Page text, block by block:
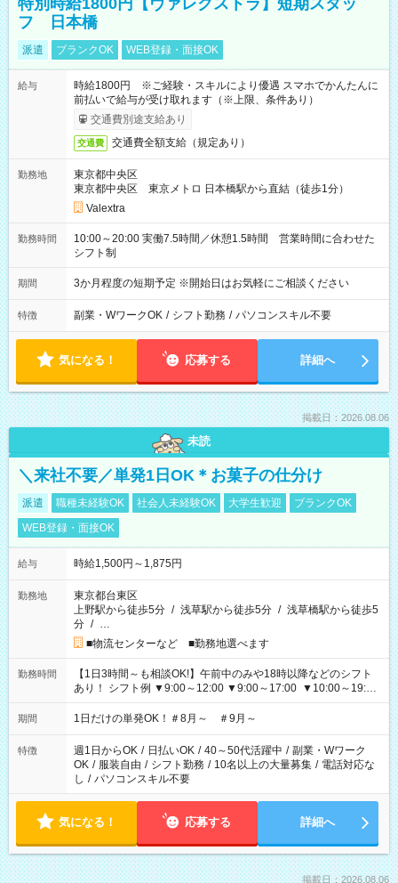
特別時給1800円【ヴァレクストラ】短期スタッ
フ 日本橋
派遣 ブランクOK WEB登録・面接OK
給与
時給1800円 ※ご経験・スキルにより優遇 スマホでかんたんに
前払いで給与が受け取れます（※上限、条件あり）
交通費別途支給あり
交通費 交通費全額支給（規定あり）
勤務地
東京都中央区
東京都中央区 東京メトロ 日本橋駅から直結（徒歩1分）
Valextra
勤務時間
10:00～20:00 実働7.5時間／休憩1.5時間 営業時間に合わせた
シフト制
期間 3か月程度の短期予定 ※開始日はお気軽にご相談ください
特徴 副業・WワークOK / シフト勤務 / パソコンスキル不要
気になる！ 応募する 詳細へ
掲載日：2026.08.06
未読
＼来社不要／単発1日OK＊お菓子の仕分け
派遣 職種未経験OK 社会人未経験OK 大学生歓迎
ブランクOK
WEB登録・面接OK
給与 時給1,500円～1,875円
勤務地
東京都台東区
上野駅から徒歩5分 / 浅草駅から徒歩5分 / 浅草橋駅から徒歩5
分 / …
■物流センターなど ■勤務地選べます
勤務時間
【1日3時間～も相談OK!】午前中のみや18時以降などのシフト
あり！ シフト例 ▼9:00～12:00 ▼9:00～17:00 ▼10:00～19:00
▼18:00～21:00
期間 1日だけの単発OK！＃8月～ ＃9月～
特徴 週1日からOK / 日払いOK / 40～50代活躍中 / 副業・Wワーク
OK / 服装自由 / シフト勤務 / 10名以上の大量募集 / 電話対応な
し / パソコンスキル不要
気になる！ 応募する 詳細へ
掲載日：2026.08.06